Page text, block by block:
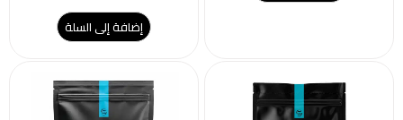
إضافة إلى السلة